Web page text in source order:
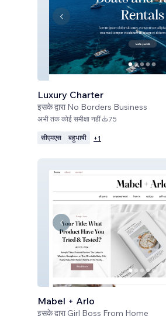
Luxury Charter
इसके द्वारा No Borders Business
अभी तक कोई समीक्षा नहीं 75
सीएमएस बहुभाषी +1
Mabel + Arlo
इसके द्वारा Girl Boss From Home